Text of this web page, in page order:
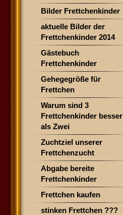
Bilder Frettchenkinder
aktuelle Bilder der
Frettchenkinder 2014
Gästebuch
Frettchenkinder
Gehegegröße für
Frettchen
Warum sind 3
Frettchenkinder besser
als Zwei
Zuchtziel unserer
Frettchenzucht
Abgabe bereite
Frettchenkinder
Frettchen kaufen
stinken Frettchen ???